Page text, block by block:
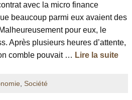
avec la micro finance
beaucoup parmi eux avaient des
pour eux, le
Après plusieurs heures d’attente,
comble pouvait … Lire la suite
Société